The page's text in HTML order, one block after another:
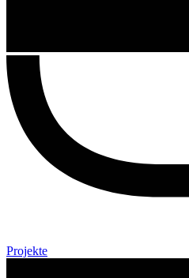
Projekte